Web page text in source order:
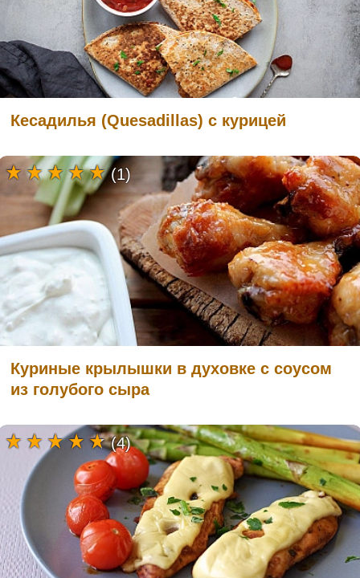
Кесадилья (Quesadillas) с курицей
Куриные крылышки в духовке с соусом
из голубого сыра
(1)
(4)